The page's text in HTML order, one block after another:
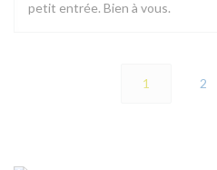
petit entrée. Bien à vous.
1 2